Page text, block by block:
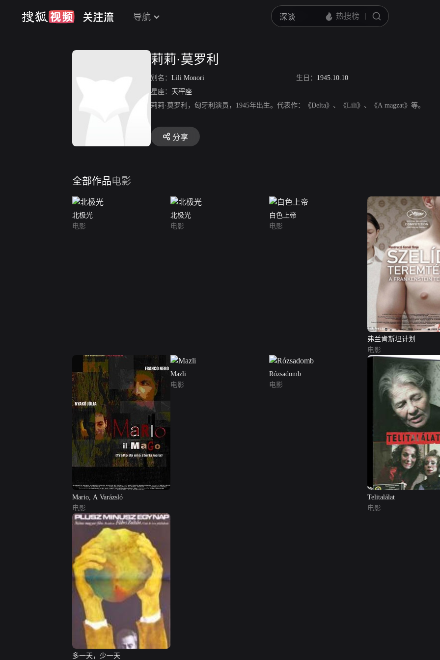
导航
莉莉·莫罗利
别名： Lili Monori 生日： 1945.10.10
星座： 天秤座
莉莉·莫罗利，匈牙利演员，1945年出生。代表作：《Delta》、《Lili》、《A magzat》等。
分享
全部作品电影
北极光
电影
北极光
电影
白色上帝
电影
弗兰肯斯坦计划
电影
Mario, A Varázsló
电影
Mazli
电影
Rózsadomb
电影
Telitalálat
电影
多一天，少一天